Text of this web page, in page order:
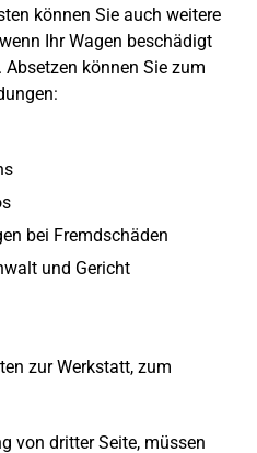
können Sie auch weitere
Ihr Wagen beschädigt
können Sie zum
bei Fremdschäden
und Gericht
zur Werkstatt, zum
von dritter Seite, müssen